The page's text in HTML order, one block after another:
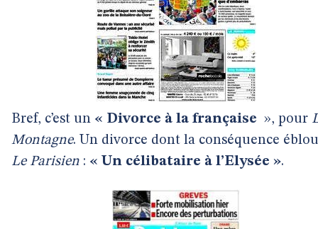
Bref, c’est un « Divorce à la française », pour
Montagne. Un divorce dont la conséquence
Le Parisien : « Un célibataire à l’Elysée ».